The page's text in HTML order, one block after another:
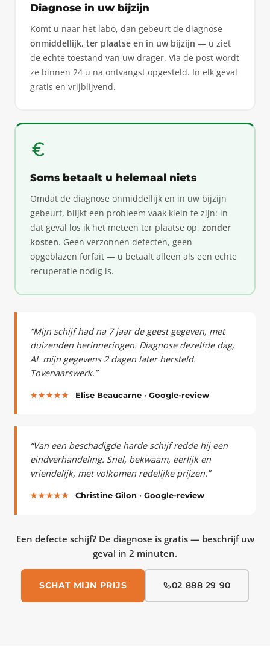
Diagnose in uw bijzijn
Komt u naar het labo, dan gebeurt de diagnose
onmiddellijk, ter plaatse en in uw bijzijn — u ziet
de echte toestand van uw drager. Via de post wordt
ze binnen 24 u na ontvangst opgesteld. In elk geval
gratis en vrijblijvend.
Soms betaalt u helemaal niets
Omdat de diagnose onmiddellijk en in uw bijzijn
gebeurt, blijkt een probleem vaak klein te zijn: in
dat geval los ik het meteen ter plaatse op, zonder
kosten. Geen verzonnen defecten, geen
opgeblazen forfait — u betaalt alleen als een echte
recuperatie nodig is.
“Mijn schijf had na 7 jaar de geest gegeven, met
duizenden herinneringen. Diagnose dezelfde dag,
AL mijn gegevens 2 dagen later hersteld.
Tovenaarswerk.”
★★★★★ Elise Beaucarne · Google-review
“Van een beschadigde harde schijf redde hij een
eindverhandeling. Snel, bekwaam, eerlijk en
vriendelijk, met volkomen redelijke prijzen.”
★★★★★ Christine Gilon · Google-review
Een defecte schijf? De diagnose is gratis — beschrijf uw
geval in 2 minuten.
SCHAT MIJN PRIJS 02 888 29 90